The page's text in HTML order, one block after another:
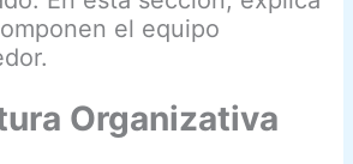
el equipo
Organizativa